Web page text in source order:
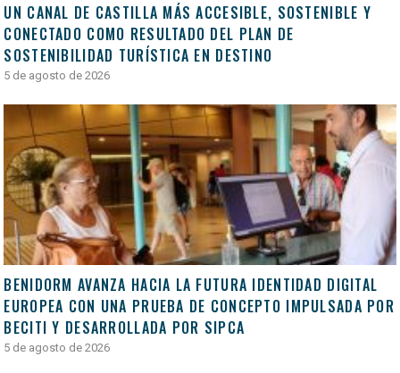
UN CANAL DE CASTILLA MÁS ACCESIBLE, SOSTENIBLE Y
CONECTADO COMO RESULTADO DEL PLAN DE
SOSTENIBILIDAD TURÍSTICA EN DESTINO
5 de agosto de 2026
BENIDORM AVANZA HACIA LA FUTURA IDENTIDAD DIGITAL
EUROPEA CON UNA PRUEBA DE CONCEPTO IMPULSADA POR
BECITI Y DESARROLLADA POR SIPCA
5 de agosto de 2026